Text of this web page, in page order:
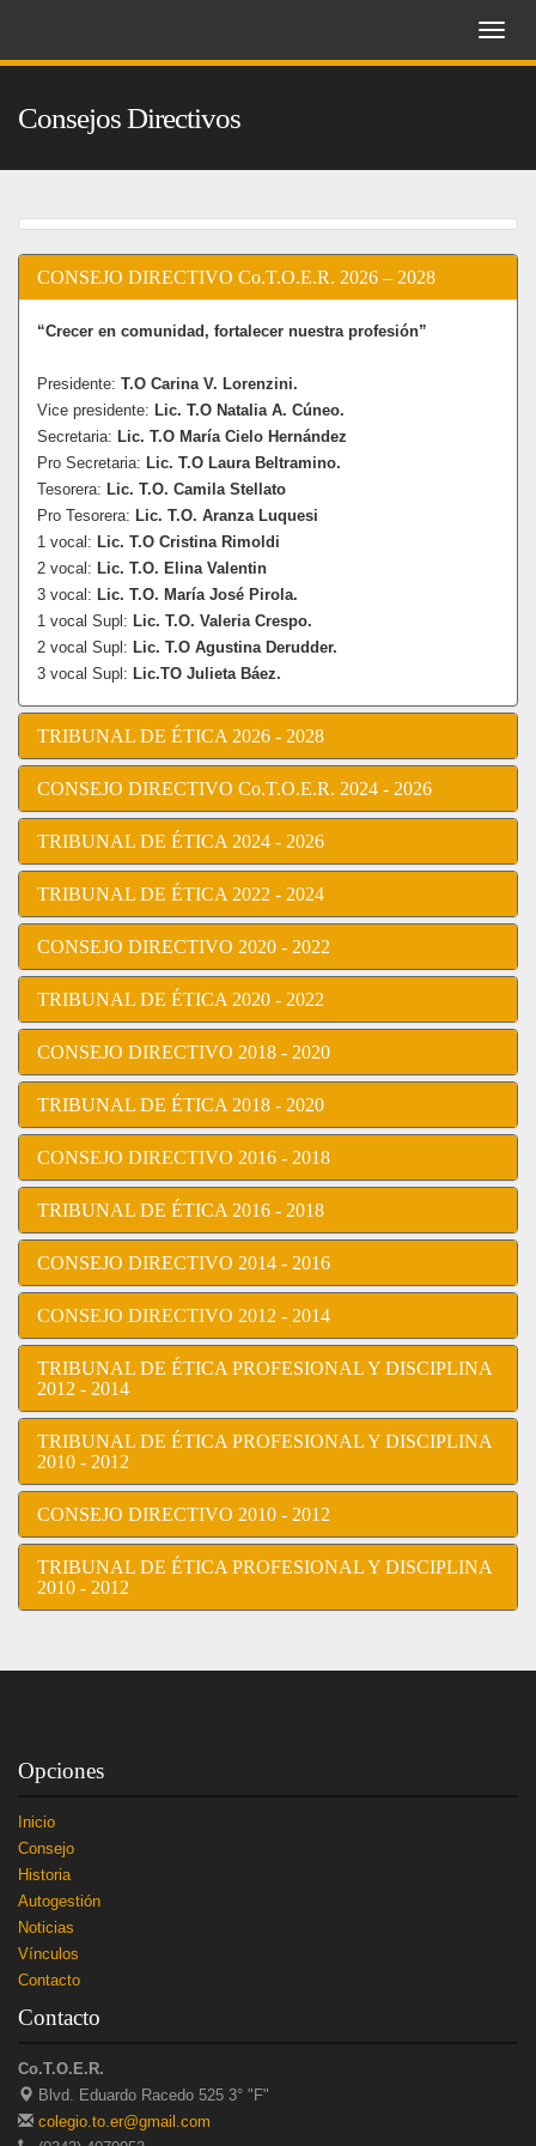
Toggle
Consejos Directivos
CONSEJO DIRECTIVO Co.T.O.E.R. 2026 – 2028
“Crecer en comunidad, fortalecer nuestra profesión”
Presidente: T.O Carina V. Lorenzini.
Vice presidente: Lic. T.O Natalia A. Cúneo.
Secretaria: Lic. T.O María Cielo Hernández
Pro Secretaria: Lic. T.O Laura Beltramino.
Tesorera: Lic. T.O. Camila Stellato
Pro Tesorera: Lic. T.O. Aranza Luquesi
1 vocal: Lic. T.O Cristina Rimoldi
2 vocal: Lic. T.O. Elina Valentin
3 vocal: Lic. T.O. María José Pirola.
1 vocal Supl: Lic. T.O. Valeria Crespo.
2 vocal Supl: Lic. T.O Agustina Derudder.
3 vocal Supl: Lic.TO Julieta Báez.
TRIBUNAL DE ÉTICA 2026 - 2028
CONSEJO DIRECTIVO Co.T.O.E.R. 2024 - 2026
TRIBUNAL DE ÉTICA 2024 - 2026
TRIBUNAL DE ÉTICA 2022 - 2024
CONSEJO DIRECTIVO 2020 - 2022
TRIBUNAL DE ÉTICA 2020 - 2022
CONSEJO DIRECTIVO 2018 - 2020
TRIBUNAL DE ÉTICA 2018 - 2020
CONSEJO DIRECTIVO 2016 - 2018
TRIBUNAL DE ÉTICA 2016 - 2018
CONSEJO DIRECTIVO 2014 - 2016
CONSEJO DIRECTIVO 2012 - 2014
TRIBUNAL DE ÉTICA PROFESIONAL Y DISCIPLINA
2012 - 2014
TRIBUNAL DE ÉTICA PROFESIONAL Y DISCIPLINA
2010 - 2012
CONSEJO DIRECTIVO 2010 - 2012
TRIBUNAL DE ÉTICA PROFESIONAL Y DISCIPLINA
2010 - 2012
Opciones
Inicio
Consejo
Historia
Autogestión
Noticias
Vínculos
Contacto
Contacto
Co.T.O.E.R.
Blvd. Eduardo Racedo 525 3° "F"
colegio.to.er@gmail.com